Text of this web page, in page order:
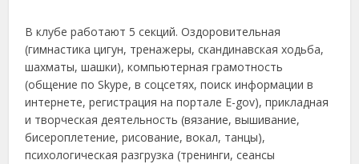
В клубе работают 5 секций. Оздоровительная
(гимнастика цигун, тренажеры, скандинавская ходьба,
шахматы, шашки), компьютерная грамотность
(общение по Skype, в соцсетях, поиск информации в
интернете, регистрация на портале E-gov), прикладная
и творческая деятельность (вязание, вышивание,
бисероплетение, рисование, вокал, танцы),
психологическая разгрузка (тренинги, сеансы